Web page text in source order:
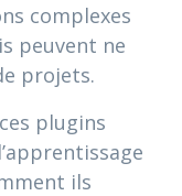
complexes
peuvent ne
projets.
plugins
ils